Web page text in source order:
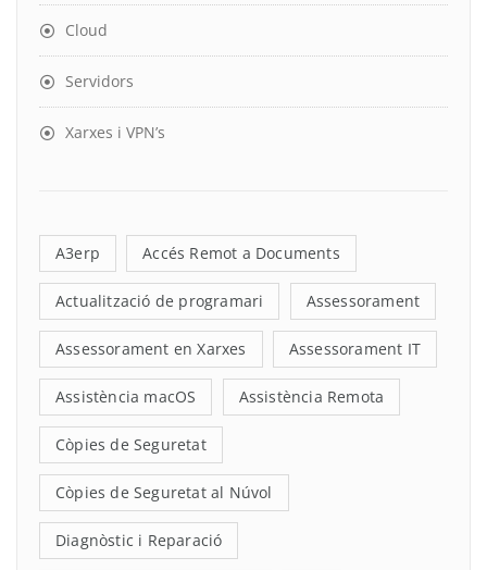
Cloud
Servidors
Xarxes i VPN’s
A3erp Accés Remot a Documents
Actualització de programari Assessorament
Assessorament en Xarxes Assessorament IT
Assistència macOS Assistència Remota
Còpies de Seguretat
Còpies de Seguretat al Núvol
Diagnòstic i Reparació